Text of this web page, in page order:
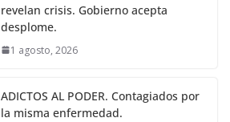
revelan crisis. Gobierno acepta
desplome.
1 agosto, 2026
ADICTOS AL PODER. Contagiados por
la misma enfermedad.